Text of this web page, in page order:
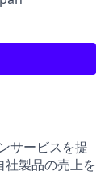
サービスを提
社製品の売上を